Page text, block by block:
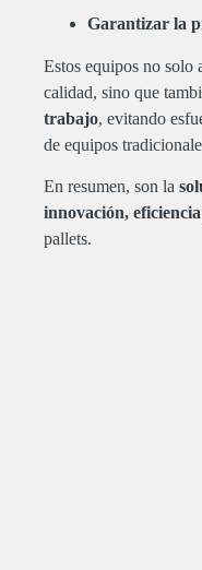
Garantizar la
Estos equipos no solo
calidad, sino que
trabajo, evitando
de equipos
En resumen, son la
innovación,
pallets.